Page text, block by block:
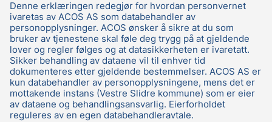
Denne erklæringen redegjør for hvordan personvernet
ivaretas av ACOS AS som databehandler av
personopplysninger. ACOS ønsker å sikre at du som
bruker av tjenestene skal føle deg trygg på at gjeldende
lover og regler følges og at datasikkerheten er ivaretatt.
Sikker behandling av dataene vil til enhver tid
dokumenteres etter gjeldende bestemmelser. ACOS AS er
kun databehandler av personopplysningene, mens det er
mottakende instans (Vestre Slidre kommune) som er eier
av dataene og behandlingsansvarlig. Eierforholdet
reguleres av en egen databehandleravtale.